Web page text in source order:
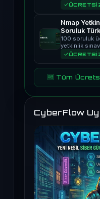
Nmap
Soruluk
100 soruluk
yetkinlik
🆓 Tüm
CyberFlow